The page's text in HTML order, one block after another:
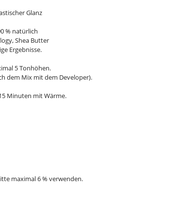
Glanz
% natürlich
Shea Butter
Ergebnisse.
5 Tonhöhen.
dem Mix mit dem Developer).
Minuten mit Wärme.
maximal 6 % verwenden.